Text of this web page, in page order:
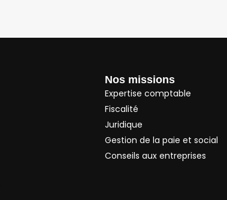
Nos missions
Expertise comptable
Fiscalité
Juridique
Gestion de la paie et social
Conseils aux entreprises